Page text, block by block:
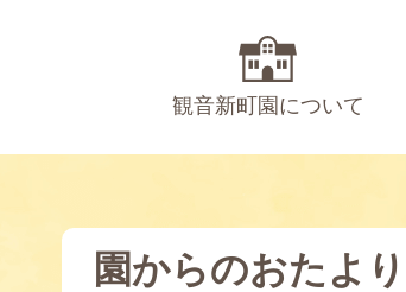
観音新町園について
園からのおたより